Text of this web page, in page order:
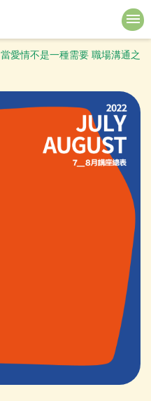
當愛情不是一種需要 職場溝通之